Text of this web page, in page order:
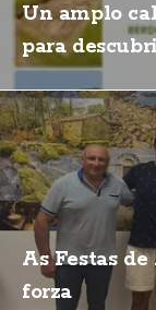
Un amplo
para
As Festas
forza